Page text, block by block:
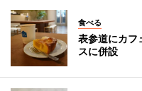
食べる
表参道にカ
スに併設